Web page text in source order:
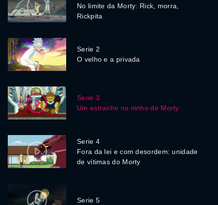
No limite da Morty: Rick, morra,
Rickpita
Serie 2
O velho e a privada
Serie 3
Um estranho no ninho de Morty
Serie 4
Fora da lei e com desordem: unidade
de vítimas do Morty
Serie 5